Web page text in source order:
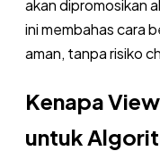
akan dipromosikan
ini membahas cara
aman, tanpa risiko
Kenapa
untuk